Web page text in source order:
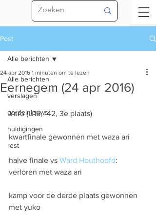
Post
Alle berichten
verslagen
gordelnieuws
huldigingen
rest
Alle berichten
Eernegem (24 apr 2016)
24 apr 2016 1 minuten om te lezen
Yaro (U15, -42, 3e plaats)
kwartfinale gewonnen met waza ari
halve finale vs Ward Houthoofd:
verloren met waza ari
kamp voor de derde plaats gewonnen
met yuko